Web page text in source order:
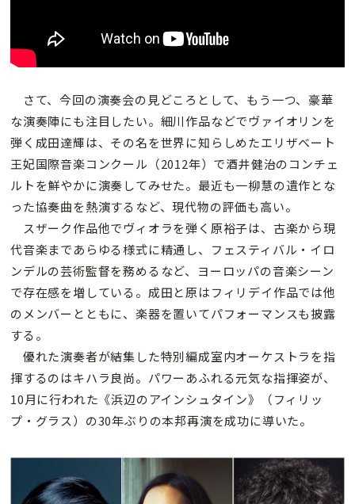
さて、今回の演奏会の見どころとして、もう一つ、豪華
な演奏陣にも注目したい。細川作品などでヴァイオリンを
弾く成田達輝は、その名を世界に知らしめたエリザベート
王妃国際音楽コンクール（2012年）で酒井健治のコンチェ
ルトを鮮やかに演奏してみせた。最近も一柳慧の遺作とな
った協奏曲を熱演するなど、現代物の評価も高い。
スザーク作品他でヴィオラを弾く原裕子は、古楽から現
代音楽まであらゆる様式に精通し、フェスティバル・イロ
ンデルの芸術監督を務めるなど、ヨーロッパの音楽シーン
で存在感を増している。成田と原はフィリデイ作品では他
のメンバーとともに、楽器を置いてパフォーマンスも披露
する。
優れた演奏者が結集した特別編成室内オーケストラを指
揮するのはキハラ良尚。パワーあふれる元気な指揮姿が、
10月に行われた《浜辺のアインシュタイン》（フィリッ
プ・グラス）の30年ぶりの本邦再演を成功に導いた。